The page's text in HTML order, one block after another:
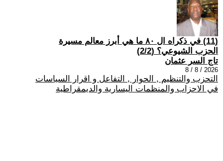
(11) في ذكراه ال ٨٠ ما هي أبرز معالم مسيرة
الحزب الشيوعي؟ (2/2)
تاج السر عثمان
2026 / 8 / 8
التحزب والتنظيم , الحوار , التفاعل و اقرار السياسات
في الاحزاب والمنظمات اليسارية والديمقراطية